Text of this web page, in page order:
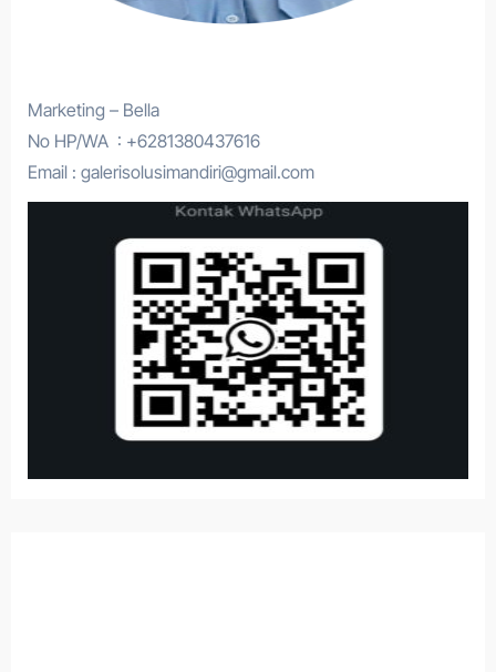
Marketing – Bella
No HP/WA : +6281380437616
Email : galerisolusimandiri@gmail.com